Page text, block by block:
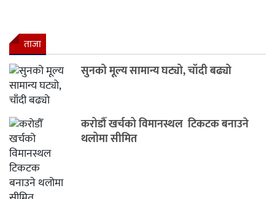
ताजा
सुनको मूल्य सामान्य घट्यो, चाँदी बढ्यो
करोडौँ खर्चको विमानस्थल टिकटक बनाउने
थलोमा सीमित